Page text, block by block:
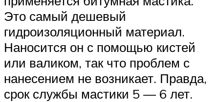
Это самый дешевый
гидроизоляционный материал.
Наносится он с помощью кистей
или валиком, так что проблем с
нанесением не возникает. Правда,
срок службы мастики 5 — 6 лет.